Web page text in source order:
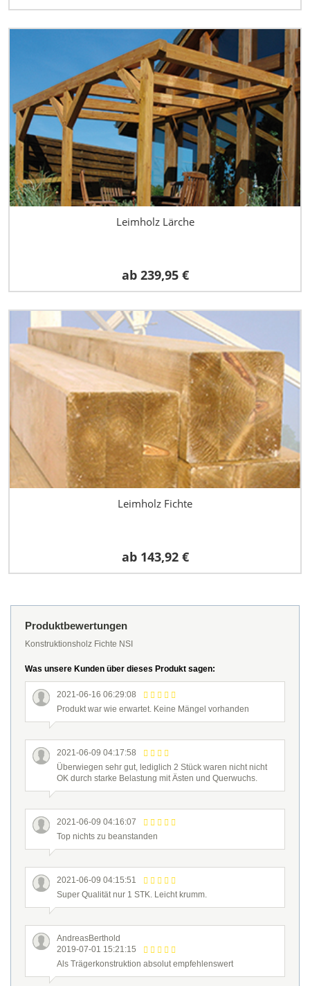
Leimholz Lärche
ab 239,95 €
Leimholz Fichte
ab 143,92 €
Produktbewertungen
Konstruktionsholz Fichte NSI
Was unsere Kunden über dieses Produkt sagen:
2021-06-16 06:29:08
Produkt war wie erwartet. Keine Mängel vorhanden
2021-06-09 04:17:58
Überwiegen sehr gut, lediglich 2 Stück waren nicht nicht
OK durch starke Belastung mit Ästen und Querwuchs.
2021-06-09 04:16:07
Top nichts zu beanstanden
2021-06-09 04:15:51
Super Qualität nur 1 STK. Leicht krumm.
AndreasBerthold
2019-07-01 15:21:15
Als Trägerkonstruktion absolut empfehlenswert